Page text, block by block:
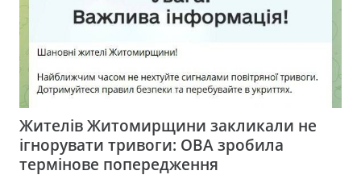
Жителів Житомирщини закликали не
ігнорувати тривоги: ОВА зробила
термінове попередження